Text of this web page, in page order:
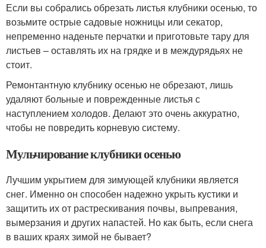
Если вы собрались обрезать листья клубники осенью, то
возьмите острые садовые ножницы или секатор,
непременно наденьте перчатки и приготовьте тару для
листьев – оставлять их на грядке и в междурядьях не
стоит.
Ремонтантную клубнику осенью не обрезают, лишь
удаляют больные и поврежденные листья с
наступлением холодов. Делают это очень аккуратно,
чтобы не повредить корневую систему.
Мульчирование клубники осенью
Лучшим укрытием для зимующей клубники является
снег. Именно он способен надежно укрыть кустики и
защитить их от растрескивания почвы, выпревания,
вымерзания и других напастей. Но как быть, если снега
в ваших краях зимой не бывает?